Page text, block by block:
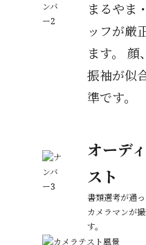
まるやま
ッフが厳
ます。 顔
振袖が似
準です。
オーデ
スト
書類選考が通
カメラマンが
す。